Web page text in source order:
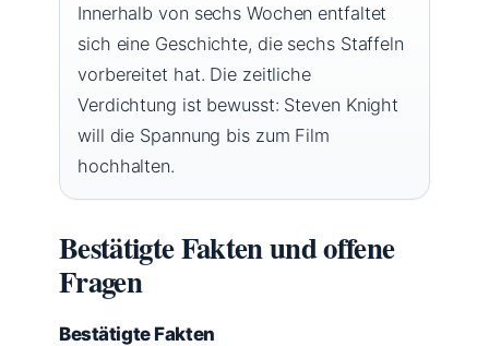
Innerhalb von sechs Wochen entfaltet
sich eine Geschichte, die sechs Staffeln
vorbereitet hat. Die zeitliche
Verdichtung ist bewusst: Steven Knight
will die Spannung bis zum Film
hochhalten.
Bestätigte Fakten und offene
Fragen
Bestätigte Fakten